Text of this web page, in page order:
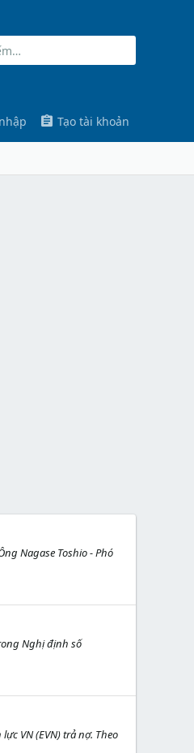
Tạo tài khoản
Nagase Toshio - Phó
Nghị định số
VN (EVN) trả nợ. Theo